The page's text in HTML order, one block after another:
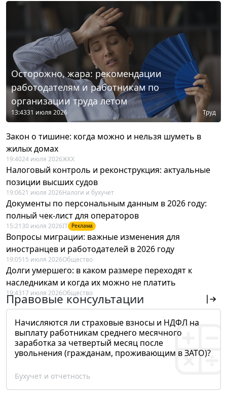
Осторожно, жара: рекомендации
работодателям и работникам по
организации труда летом
13:4331 июля 2026 Труд
Закон о тишине: когда можно и нельзя шуметь в
жилых домах
19:4024 июля 2026ЖКХ
Налоговый контроль и реконструкция: актуальные
позиции высших судов
19:0621 июля 2026Налоги и бухучет
Документы по персональным данным в 2026 году:
полный чек-лист для операторов
15:21 30 июля 2026IT Реклама
Вопросы миграции: важные изменения для
иностранцев и работодателей в 2026 году
19:0515 июля 2026Общество
Долги умершего: в каком размере переходят к
наследникам и когда их можно не платить
19:4317 июля 2026Общество
Правовые консультации
Начисляются ли страховые взносы и НДФЛ на
выплату работникам среднего месячного
заработка за четвертый месяц после
увольнения (гражданам, проживающим в ЗАТО)?
Бухучет и отчетность